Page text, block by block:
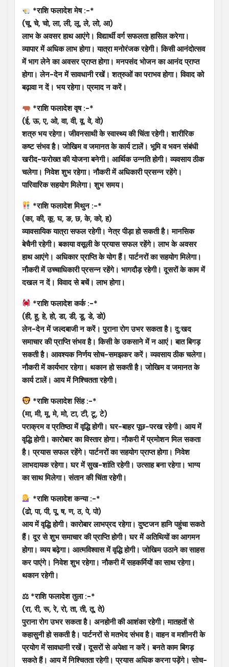
*राशि फलादेश मेष :-*
(चू, चे, चो, ला, ली, लू, ले, लो, आ)
लाभ के अवसर हाथ आएंगे। विद्यार्थी वर्ग सफलता हासिल करेगा।
व्यापार में अधिक लाभ होगा। यात्रा मनोरंजक रहेगी। किसी आनंदोत्सव
में भाग लेने का अवसर प्राप्त होगा। मनपसंद भोजन का आनंद प्राप्त
होगा। लेन-देन में सावधानी रखें। शत्रुओं का पराभव होगा। विवाद को
बढ़ावा न दें। भय रहेगा। प्रमाद न करें।
*राशि फलादेश वृष :-*
(ई, ऊ, ए, ओ, वा, वी, वू, वे, वो)
शत्रु भय रहेगा। जीवनसाथी के स्वास्थ्य की चिंता रहेगी। शारीरिक
कष्ट संभव है। जोखिम व जमानत के कार्य टालें। भूमि व भवन संबंधी
खरीद-फरोख्त की योजना बनेगी। आर्थिक उन्नति होगी। व्यवसाय ठीक
चलेगा। निवेश शुभ रहेगा। नौकरी में अधिकारी प्रसन्न रहेंगे।
पारिवारिक सहयोग मिलेगा। शुभ समय।
*राशि फलादेश मिथुन :-*
(का, की, कू, घ, ङ, छ, के, को, ह)
व्यावसायिक यात्रा सफल रहेगी। नेत्र पीड़ा हो सकती है। मानसिक
बेचैनी रहेगी। बकाया वसूली के प्रयास सफल रहेंगे। लाभ के अवसर
हाथ आएंगे। अधिकार प्राप्ति के योग हैं। पार्टनरों का सहयोग मिलेगा।
नौकरी में उच्चाधिकारी प्रसन्न रहेंगे। भागदौड़ रहेगी। दूसरों के काम में
दखल न दें। विवाद से बचें। लाभ होगा।
*राशि फलादेश कर्क :-*
(ही, हू, हे, हो, डा, डी, डू, डे, डो)
लेन-देन में जल्दबाजी न करें। पुराना रोग उभर सकता है। दु:खद
समाचार की प्राप्ति संभव है। किसी के उकसाने में न आएं। बात बिगड़
सकती है। आवश्यक निर्णय सोच-समझकर करें। व्यवसाय ठीक चलेगा।
नौकरी में कार्यभार रहेगा। थकान हो सकती है। जोखिम व जमानत के
कार्य टालें। आय में निश्चितता रहेगी।
*राशि फलादेश सिंह :-*
(मा, मी, मू, मे, मो, टा, टी, टू, टे)
पराक्रम व प्रतिष्ठा में वृद्धि होगी। घर-बाहर पूछ-परख रहेगी। आय में
वृद्धि होगी। कारोबार का विस्तार होगा। नौकरी में प्रमोशन मिल सकता
है। प्रयास सफल रहेंगे। पार्टनरों का सहयोग प्राप्त होगा। निवेश
लाभदायक रहेगा। घर में सुख-शांति रहेगी। उत्साह बना रहेगा। भाग्य
का साथ मिलेगा। संतान की चिंता रहेगी।
*राशि फलादेश कन्या :-*
(ढो, पा, पी, पू, ष, ण, ठ, पे, पो)
आय में वृद्धि होगी। कारोबार लाभप्रद रहेगा। दुष्टजन हानि पहुंचा सकते
हैं। दूर से शुभ समाचार की प्राप्ति होगी। घर में अतिथियों का आगमन
होगा। व्यय बढ़ेगा। आत्मविश्वास में वृद्धि होगी। जोखिम उठाने का साहस
कर पाएंगे। निवेश शुभ रहेगा। नौकरी में सहकर्मियों का साथ रहेगा।
थकान रहेगी।
⚖ *राशि फलादेश तुला :-*
(रा, री, रू, रे, रो, ता, ती, तू, ते)
पुराना रोग उभर सकता है। अनहोनी की आशंका रहेगी। मातहतों से
कहासुनी हो सकती है। पार्टनरों से मतभेद संभव है। वाहन व मशीनरी के
प्रयोग में सावधानी रखें। दूसरों से अपेक्षा न करें। बनते काम बिगड़
सकते हैं। आय में निश्चितता रहेगी। प्रयास अधिक करना पड़ेंगे। सोच-